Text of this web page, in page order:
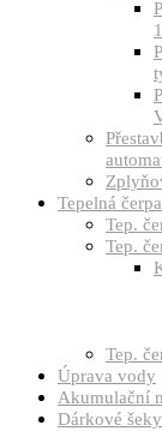
Tepelná
Tep.
Tep.
Tep.
Úprava vody
Akumulační
Dárkové šeky